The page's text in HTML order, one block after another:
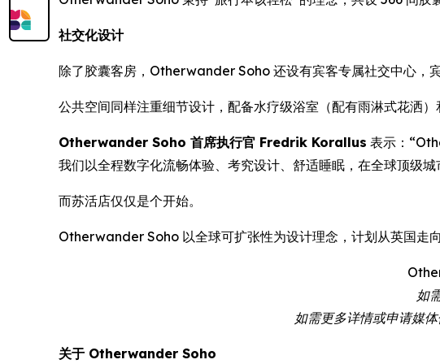
社交化设计
除了胶囊客房，Otherwander Soho 还设有宾客专属社交中心，
公共空间同样注重细节设计，配备水疗级浴室（配有雨淋式花洒
Otherwander Soho 首席执行官 Fredrik Korallus 表示：
我们以全程数字化流畅体验、考究设计、舒适睡眠，在全球顶级
而苏活店仅仅是个开始。
Otherwander Soho 以全球可扩张性为设计理念，计划从英国走
如
如需更多详情或申请媒
关于 Otherwander Soho